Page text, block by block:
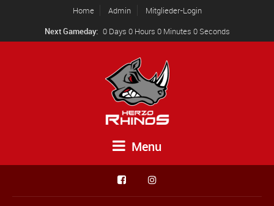
Home Admin
Mitglieder-Login
Next Gameday: 0 Days 0 Hours 0 Minutes 0 Seconds
Menu